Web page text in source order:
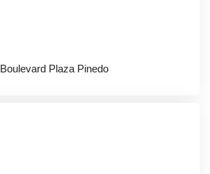
Boulevard Plaza Pinedo